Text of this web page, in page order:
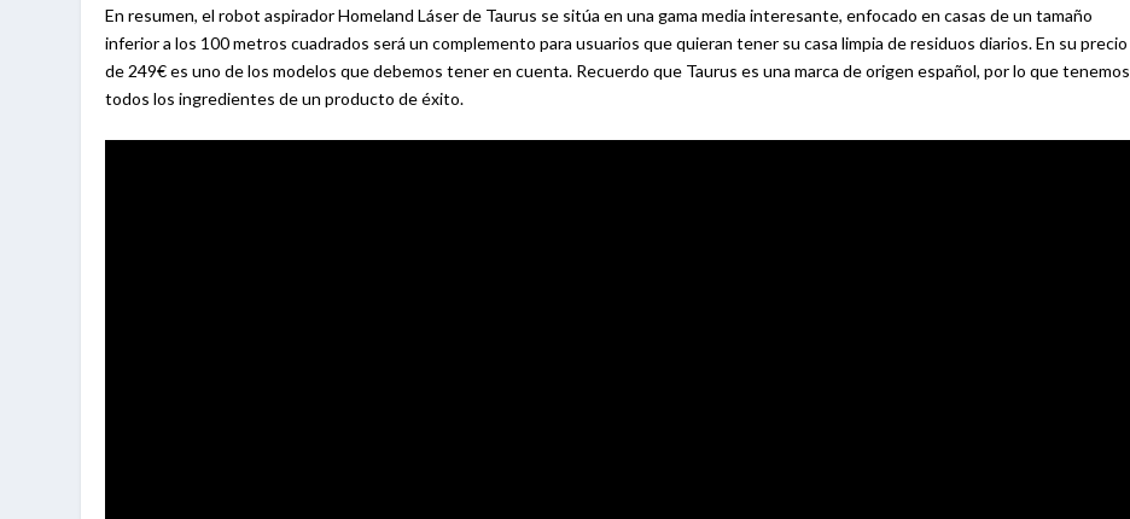
En resumen, el robot aspirador Homeland Láser de Taurus se sitúa en una gama media interesante, enfocado en casas de un tamaño
inferior a los 100 metros cuadrados será un complemento para usuarios que quieran tener su casa limpia de residuos diarios. En su precio
de 249€ es uno de los modelos que debemos tener en cuenta. Recuerdo que Taurus es una marca de origen español, por lo que tenemos
todos los ingredientes de un producto de éxito.